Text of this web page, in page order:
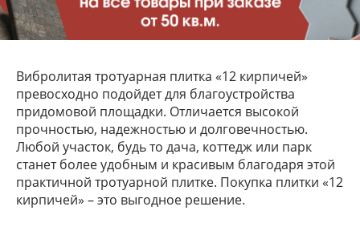
Вибролитая тротуарная плитка «12 кирпичей»
превосходно подойдет для благоустройства
придомовой площадки. Отличается высокой
прочностью, надежностью и долговечностью.
Любой участок, будь то дача, коттедж или парк
станет более удобным и красивым благодаря этой
практичной тротуарной плитке. Покупка плитки «12
кирпичей» – это выгодное решение.